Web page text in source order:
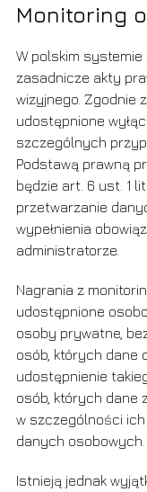
Monitoring
W polskim
zasadnicze akty
wizyjnego. Zgodnie
udostępnione
szczególnych
Podstawą prawną
będzie art. 6 ust. 1
przetwarzanie
wypełnienia
administratorze.
Nagrania z
udostępnione
osoby prywatne,
osób, których dane
udostępnienie
osób, których dane
w szczególności
danych osobowych.
Istnieją jednak